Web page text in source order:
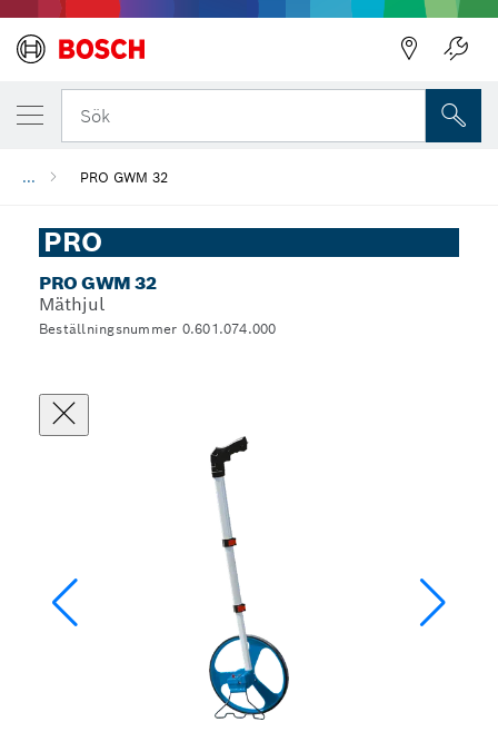
Sök
... PRO GWM 32
PRO
PRO GWM 32
Mäthjul
Beställningsnummer 0.601.074.000